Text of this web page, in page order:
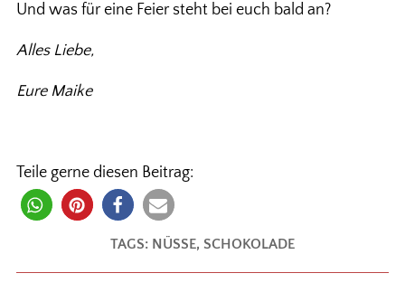
Und was für eine Feier steht bei euch bald an?
Alles Liebe,
Eure Maike
Teile gerne diesen Beitrag:
TAGS: NÜSSE, SCHOKOLADE